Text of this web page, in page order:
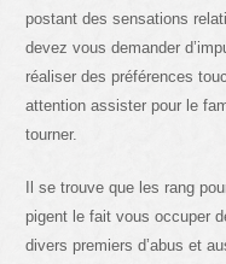
postant des sensations
devez vous demander
réaliser des préférences
attention assister pour le
tourner.
Il se trouve que les rang
pigent le fait vous occuper
divers premiers d’abus et